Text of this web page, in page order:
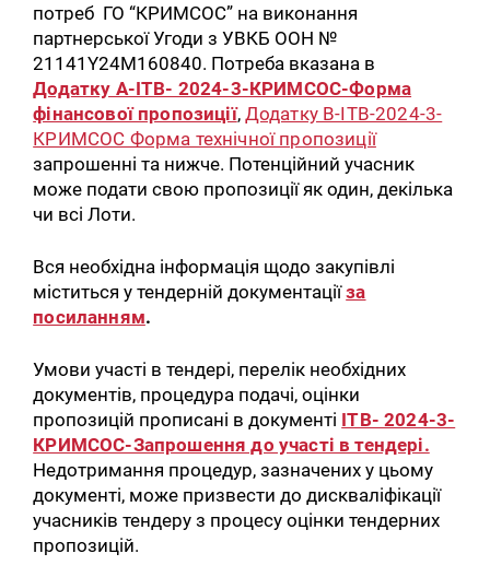
потреб ГО “КРИМСОС” на виконання
партнерської Угоди з УВКБ ООН №
21141Y24M160840. Потреба вказана в
Додатку А-ITB- 2024-3-КРИМСОС-Форма
фінансової пропозиції, Додатку B-ITB-2024-3-
КРИМСОС Форма технічної пропозиції
запрошенні та нижче. Потенційний учасник
може подати свою пропозиції як один, декілька
чи всі Лоти.
Вся необхідна інформація щодо закупівлі
міститься у тендерній документаціїза
посиланням.
Умови участі в тендері, перелік необхідних
документів, процедура подачі, оцінки
пропозицій прописані в документі ITB- 2024-3-
КРИМСОС-Запрошення до участі в тендері.
Недотримання процедур, зазначених у цьому
документі, може призвести до дискваліфікації
учасників тендеру з процесу оцінки тендерних
пропозицій.